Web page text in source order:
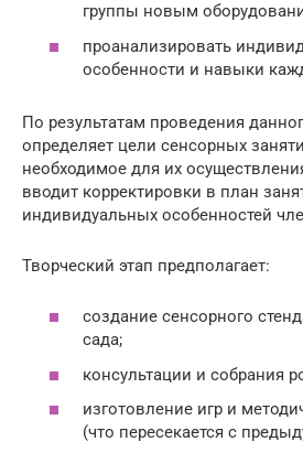
группы новым
проанализировать
особенности и навыки
По результатам проведения
определяет цели сенсорных
необходимое для их
вводит корректировки в план
индивидуальных особенностей
Творческий этап предполагает:
создание сенсорного
сада;
консультации и собрания
изготовление игр и
(что пересекается с